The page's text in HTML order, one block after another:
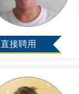
直接聘用